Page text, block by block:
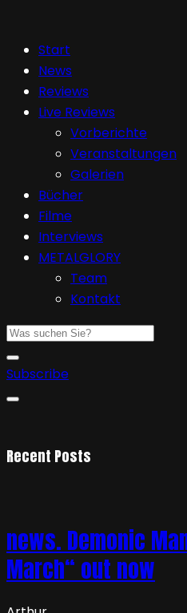
Start
News
Reviews
Live Reviews
Vorberichte
Veranstaltungen
Galerien
Bücher
Filme
Interviews
METALGLORY
Team
Kontakt
Subscribe
Recent Posts
news. Demonic
March“ out now